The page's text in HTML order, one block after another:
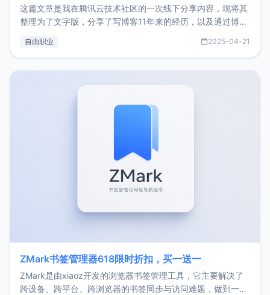
这篇文章是我在腾讯云技术社区的一次线下分享内容，现将其
整理为了文字版，分享了写博客11年来的经历，以及通过博客
了我的首个产品ImgURL的真实数据和产品现状。自我介绍大
自由职业 2025-04-21
ZMark书签管理器618限时折扣，买一送一
ZMark是由xiaoz开发的浏览器书签管理工具，它主要解决了
跨设备、跨平台、跨浏览器的书签同步与访问难题，做到一处